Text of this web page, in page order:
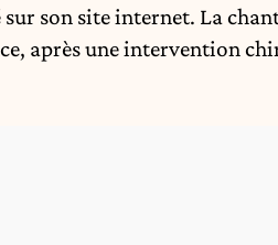
son site internet. La
après une intervention